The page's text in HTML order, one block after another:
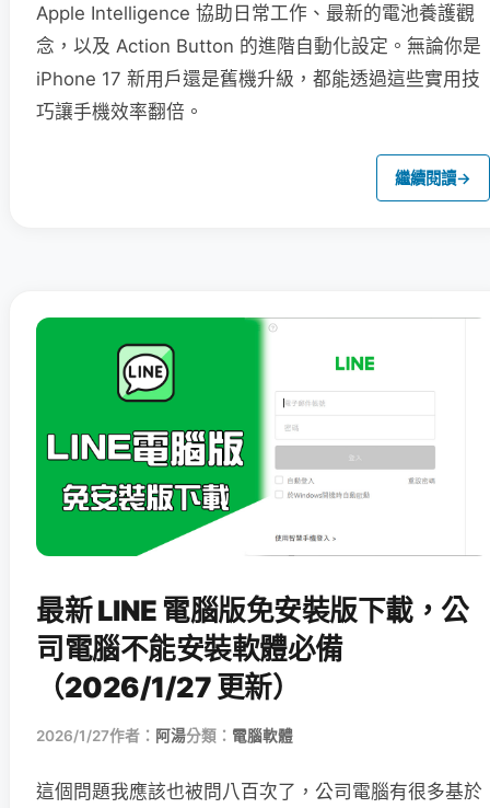
Apple Intelligence 協助日常工作、最新的電池養護觀
念，以及 Action Button 的進階自動化設定。無論你是
iPhone 17 新用戶還是舊機升級，都能透過這些實用技
巧讓手機效率翻倍。
繼續閱讀→
最新 LINE 電腦版免安裝版下載，公
司電腦不能安裝軟體必備
（2026/1/27 更新）
2026/1/27作者： 阿湯分類： 電腦軟體
這個問題我應該也被問八百次了，公司電腦有很多基於